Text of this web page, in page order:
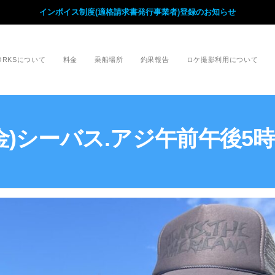
インボイス制度(適格請求書発行事業者)登録のお知らせ
について 料金 乗船場所 釣果報告 ロケ撮影利用について
)シーバス.アジ午前午後5